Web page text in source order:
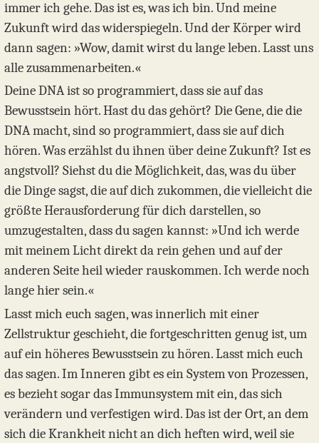
immer ich gehe. Das ist es, was ich bin. Und meine
Zukunft wird das widerspiegeln. Und der Körper wird
dann sagen: »Wow, damit wirst du lange leben. Lasst uns
alle zusammenarbeiten.«
Deine DNA ist so programmiert, dass sie auf das
Bewusstsein hört. Hast du das gehört? Die Gene, die die
DNA macht, sind so programmiert, dass sie auf dich
hören. Was erzählst du ihnen über deine Zukunft? Ist es
angstvoll? Siehst du die Möglichkeit, das, was du über
die Dinge sagst, die auf dich zukommen, die vielleicht die
größte Herausforderung für dich darstellen, so
umzugestalten, dass du sagen kannst: »Und ich werde
mit meinem Licht direkt da rein gehen und auf der
anderen Seite heil wieder rauskommen. Ich werde noch
lange hier sein.«
Lasst mich euch sagen, was innerlich mit einer
Zellstruktur geschieht, die fortgeschritten genug ist, um
auf ein höheres Bewusstsein zu hören. Lasst mich euch
das sagen. Im Inneren gibt es ein System von Prozessen,
es bezieht sogar das Immunsystem mit ein, das sich
verändern und verfestigen wird. Das ist der Ort, an dem
sich die Krankheit nicht an dich heften wird, weil sie